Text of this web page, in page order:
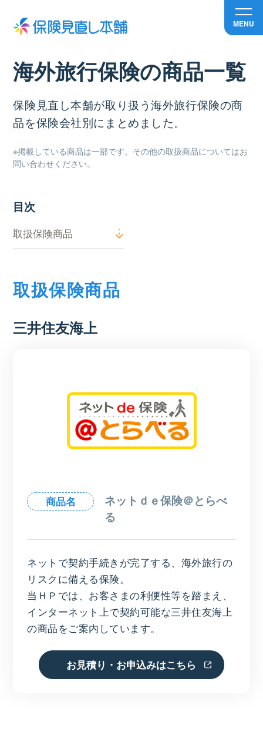
MENU
海外旅行保険の商品一覧
保険見直し本舗が取り扱う海外旅行保険の商
品を保険会社別にまとめました。
※掲載している商品は一部です。その他の取扱商品についてはお
問い合わせください。
目次
取扱保険商品
取扱保険商品
三井住友海上
商品名
ネットｄｅ保険＠とらべ
る
ネットで契約手続きが完了する、海外旅行の
リスクに備える保険。
当ＨＰでは、お客さまの利便性等を踏まえ、
インターネット上で契約可能な三井住友海上
の商品をご案内しています。
お見積り・お申込みはこちら